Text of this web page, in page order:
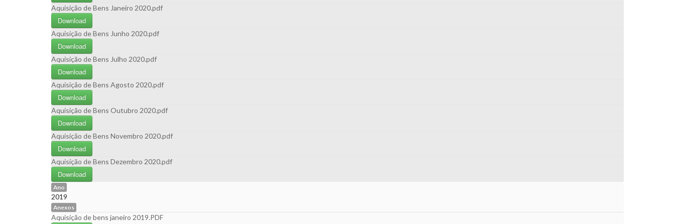
Aquisição de Bens Janeiro 2020.pdf
Download
Aquisição de Bens Junho 2020.pdf
Download
Aquisição de Bens Julho 2020.pdf
Download
Aquisição de Bens Agosto 2020.pdf
Download
Aquisição de Bens Outubro 2020.pdf
Download
Aquisição de Bens Novembro 2020.pdf
Download
Aquisição de Bens Dezembro 2020.pdf
Download
Ano
2019
Anexos
Aquisição de bens janeiro 2019.PDF